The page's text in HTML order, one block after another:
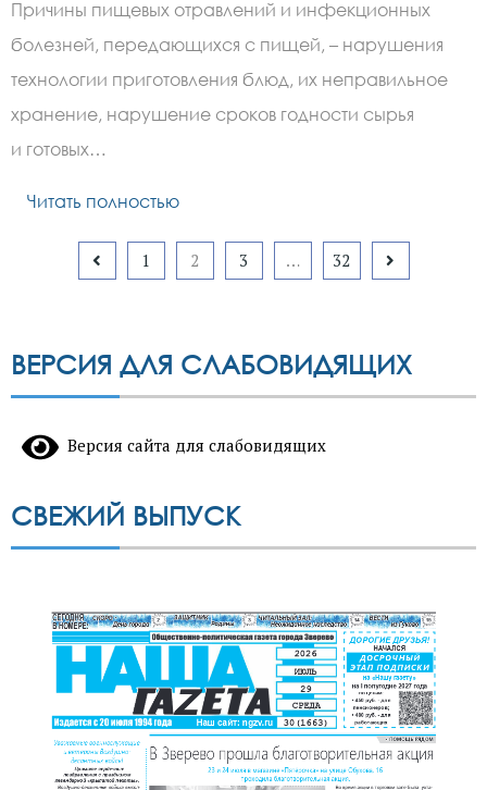
Причины пищевых отравлений и инфекционных
болезней, передающихся с пищей, – нарушения
технологии приготовления блюд, их неправильное
хранение, нарушение сроков годности сырья
и готовых…
Читать полностью
Пагинация
1 2 3 … 32
ВЕРСИЯ ДЛЯ СЛАБОВИДЯЩИХ
Версия сайта для слабовидящих
СВЕЖИЙ ВЫПУСК